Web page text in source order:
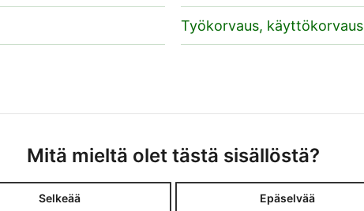
Työkorvaus, käyttökorvaus
Mitä mieltä olet tästä sisällöstä?
Selkeää Epäselvää